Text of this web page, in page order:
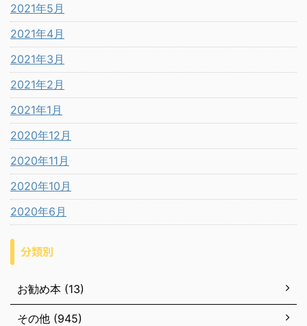
2021年5月
2021年4月
2021年3月
2021年2月
2021年1月
2020年12月
2020年11月
2020年10月
2020年6月
分類別
お勧め本 (13)
その他 (945)